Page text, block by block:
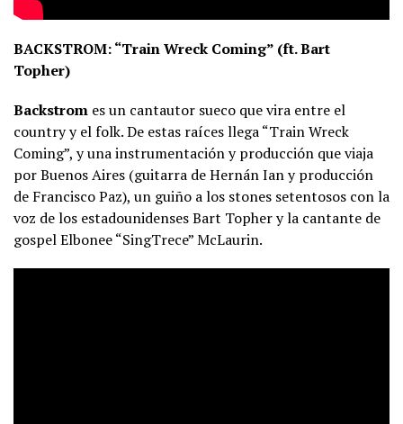
BACKSTROM: “Train Wreck Coming” (ft. Bart
Topher)
Backstrom es un cantautor sueco que vira entre el
country y el folk. De estas raíces llega “Train Wreck
Coming”, y una instrumentación y producción que viaja
por Buenos Aires (guitarra de Hernán Ian y producción
de Francisco Paz), un guiño a los stones setentosos con la
voz de los estadounidenses Bart Topher y la cantante de
gospel Elbonee “SingTrece” McLaurin.